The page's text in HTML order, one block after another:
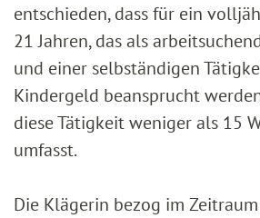
entschieden, dass für ein
21 Jahren, das als
und einer selbständigen
Kindergeld beansprucht
diese Tätigkeit weniger als 15
umfasst.
Die Klägerin bezog im